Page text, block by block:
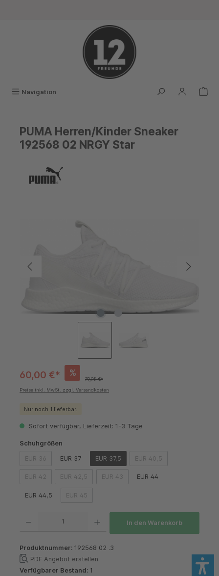
Navigation
PUMA Herren/Kinder Sneaker
192568 02 NRGY Star
60,00 €* %
79,95 €*
Preise inkl. MwSt. zzgl. Versandkosten
Nur noch 1 lieferbar.
Sofort verfügbar, Lieferzeit: 1-3 Tage
Schuhgrößen
EUR 36(Diese Option ist zurzeit nicht verfügbar.)
EUR 37 EUR 37,5 EUR 40,5(Diese Option ist zurzeit
EUR 42(Diese Option ist zurzeit nicht verfügbar.)
EUR 42,5(Diese Option ist zurzeit nicht verfügbar.)
EUR 43(Diese Option ist zurzeit nicht
EUR 44
EUR 44,5 EUR 45(Diese Option ist zurzeit nicht verfügbar.)
In den Warenkorb
Produktnummer: 192568 02 .3
PDF Angebot erstellen
Verfügbarer Bestand: 1